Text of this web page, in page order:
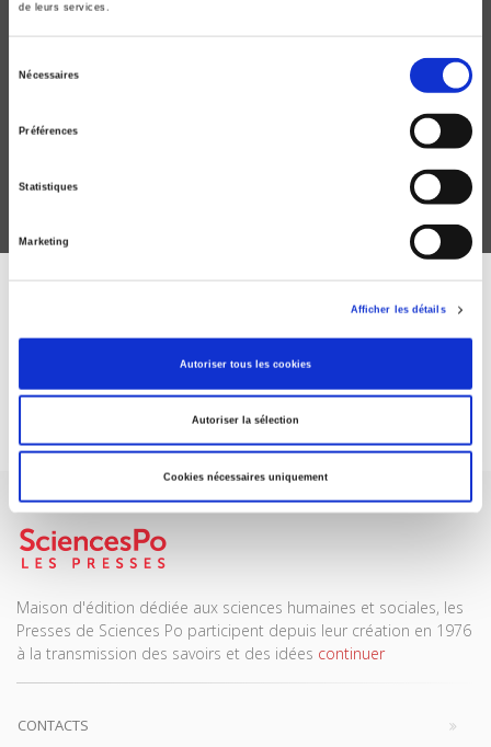
de leurs services.
Nécessaires
Préférences
Statistiques
Marketing
Afficher les détails
Autoriser tous les cookies
Autoriser la sélection
Cookies nécessaires uniquement
Désirs d'Islam
ABONNEZ-VOUS À NOS
REVUES
Je m’abonne
Maison d'édition dédiée aux sciences humaines et sociales, les
Presses de Sciences Po participent depuis leur création en 1976
à la transmission des savoirs et des idées continuer
CONTACTS